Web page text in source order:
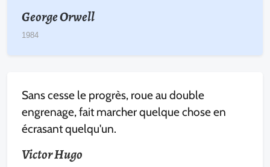
George Orwell
1984
Sans cesse le progrès, roue au double
engrenage, fait marcher quelque chose en
écrasant quelqu'un.
Victor Hugo